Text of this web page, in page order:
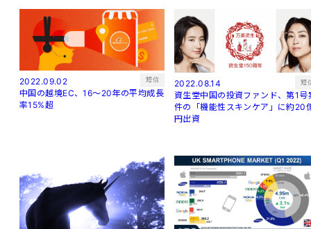
2022.09.02 短信
中国の越境EC、16～20年の平均成長
率15%超
2022.08.14 短
資生堂中国の投資ファンド、第1号
件の「機能性スキンケア」に約20
円出資